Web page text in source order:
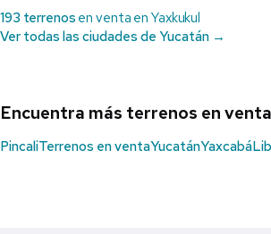
193 terrenos en venta en Yaxkukul
Ver todas las ciudades de Yucatán →
Encuentra más terrenos en venta
PincaliTerrenos en ventaYucatánYaxcabá